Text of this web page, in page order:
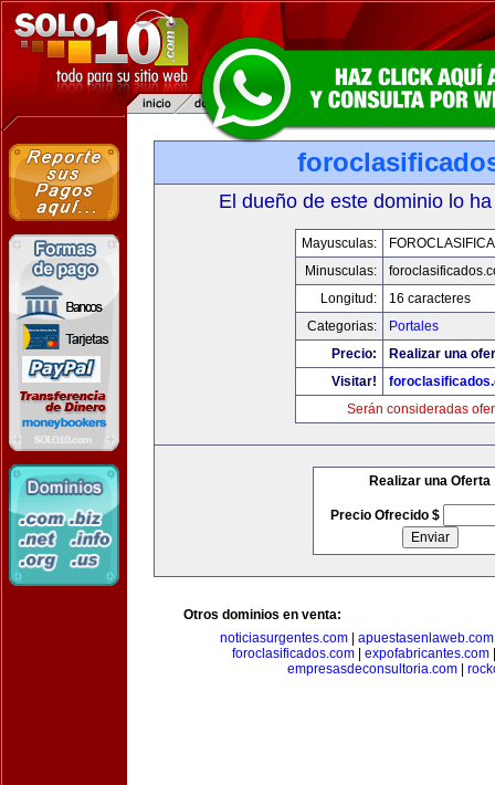
El dueño de este dominio lo
Mayusculas:
Minusculas:
Longitud:
16 caracteres
Categorias:
Portales
Precio:
Realizar una
Visitar!
Serán consideradas
Realizar una Oferta
Precio Ofrecido $
Otros dominios en venta:
noticiasurgentes.com| apuestasenlaweb.com
foroclasificados.com
expofabricantes.com
empresasdeconsultoria.com